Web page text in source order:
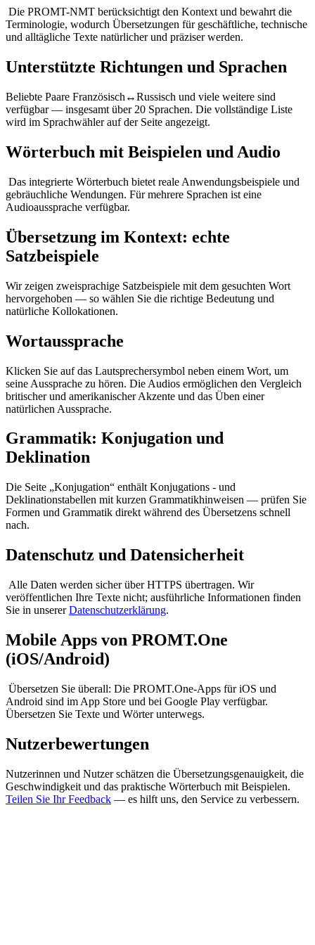
Die PROMT-NMT berücksichtigt den Kontext und bewahrt die
Terminologie, wodurch Übersetzungen für geschäftliche, technische
und alltägliche Texte natürlicher und präziser werden.
Unterstützte Richtungen und Sprachen
Beliebte Paare Französisch↔Russisch und viele weitere sind
verfügbar — insgesamt über 20 Sprachen. Die vollständige Liste
wird im Sprachwähler auf der Seite angezeigt.
Wörterbuch mit Beispielen und Audio
Das integrierte Wörterbuch bietet reale Anwendungsbeispiele und
gebräuchliche Wendungen. Für mehrere Sprachen ist eine
Audioaussprache verfügbar.
Übersetzung im Kontext: echte
Satzbeispiele
Wir zeigen zweisprachige Satzbeispiele mit dem gesuchten Wort
hervorgehoben — so wählen Sie die richtige Bedeutung und
natürliche Kollokationen.
Wortaussprache
Klicken Sie auf das Lautsprechersymbol neben einem Wort, um
seine Aussprache zu hören. Die Audios ermöglichen den Vergleich
britischer und amerikanischer Akzente und das Üben einer
natürlichen Aussprache.
Grammatik: Konjugation und
Deklination
Die Seite „Konjugation“ enthält Konjugations - und
Deklinationstabellen mit kurzen Grammatikhinweisen — prüfen Sie
Formen und Grammatik direkt während des Übersetzens schnell
nach.
Datenschutz und Datensicherheit
Alle Daten werden sicher über HTTPS übertragen. Wir
veröffentlichen Ihre Texte nicht; ausführliche Informationen finden
Sie in unsererDatenschutzerklärung.
Mobile Apps von PROMT.One
(iOS/Android)
Übersetzen Sie überall: Die PROMT.One-Apps für iOS und
Android sind im App Store und bei Google Play verfügbar.
Übersetzen Sie Texte und Wörter unterwegs.
Nutzerbewertungen
Nutzerinnen und Nutzer schätzen die Übersetzungsgenauigkeit, die
Geschwindigkeit und das praktische Wörterbuch mit Beispielen.
Teilen Sie Ihr Feedback — es hilft uns, den Service zu verbessern.